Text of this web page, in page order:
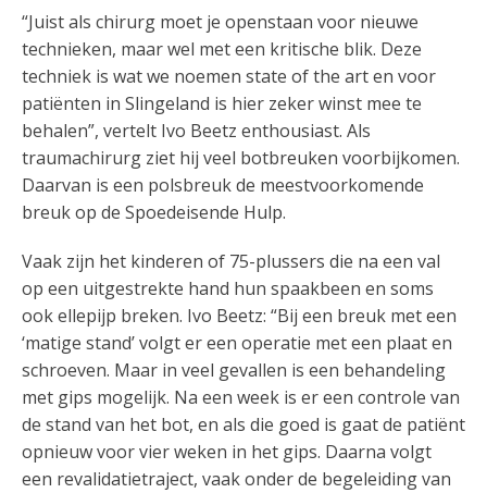
“Juist als chirurg moet je openstaan voor nieuwe
technieken, maar wel met een kritische blik. Deze
techniek is wat we noemen state of the art en voor
patiënten in Slingeland is hier zeker winst mee te
behalen”, vertelt Ivo Beetz enthousiast. Als
traumachirurg ziet hij veel botbreuken voorbijkomen.
Daarvan is een polsbreuk de meestvoorkomende
breuk op de Spoedeisende Hulp.
Vaak zijn het kinderen of 75-plussers die na een val
op een uitgestrekte hand hun spaakbeen en soms
ook ellepijp breken. Ivo Beetz: “Bij een breuk met een
‘matige stand’ volgt er een operatie met een plaat en
schroeven. Maar in veel gevallen is een behandeling
met gips mogelijk. Na een week is er een controle van
de stand van het bot, en als die goed is gaat de patiënt
opnieuw voor vier weken in het gips. Daarna volgt
een revalidatietraject, vaak onder de begeleiding van